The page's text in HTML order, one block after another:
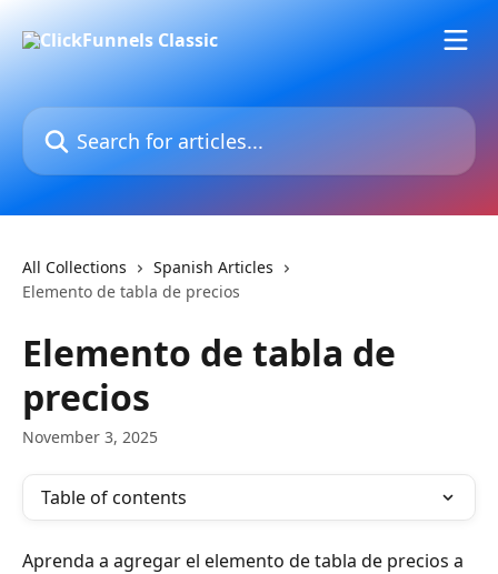
Search for articles...
All Collections
Spanish Articles
Elemento de tabla de precios
Elemento de tabla de
precios
November 3, 2025
Table of contents
Aprenda a agregar el elemento de tabla de precios a